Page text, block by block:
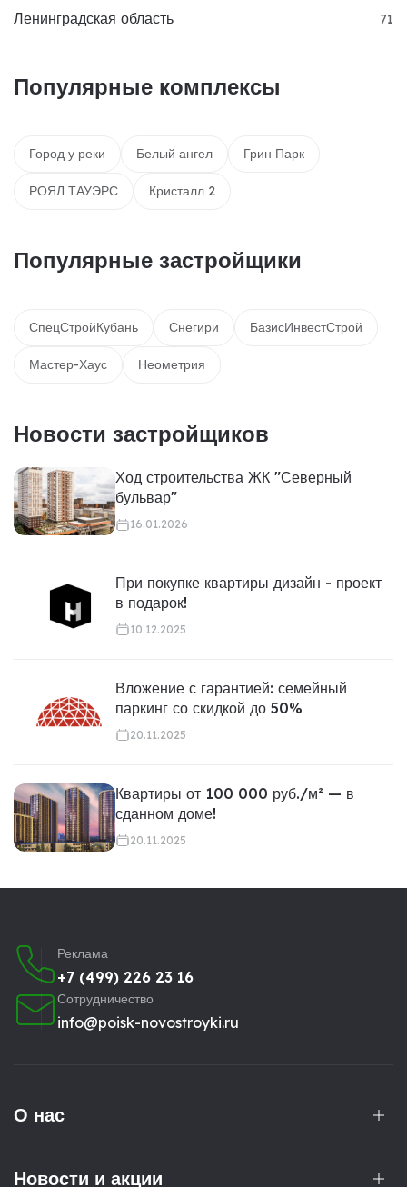
Ленинградская область 71
Популярные комплексы
Город у реки Белый ангел Грин Парк
РОЯЛ ТАУЭРС Кристалл 2
Популярные застройщики
СпецСтройКубань Снегири БазисИнвестСтрой
Мастер-Хаус Неометрия
Новости застройщиков
Ход строительства ЖК "Северный
бульвар"
16.01.2026
При покупке квартиры дизайн - проект
в подарок!
10.12.2025
Вложение с гарантией: семейный
паркинг со скидкой до 50%
20.11.2025
Квартиры от 100 000 руб./м² — в
сданном доме!
20.11.2025
Реклама
+7 (499) 226 23 16
Сотрудничество
info@poisk-novostroyki.ru
О нас
Новости и акции